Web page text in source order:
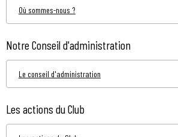
Où sommes-nous ?
Notre Conseil d'administration
Le conseil d'administration
Les actions du Club